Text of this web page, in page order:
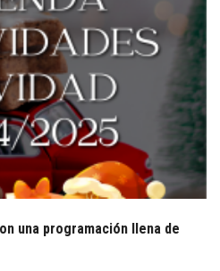
una programación llena de